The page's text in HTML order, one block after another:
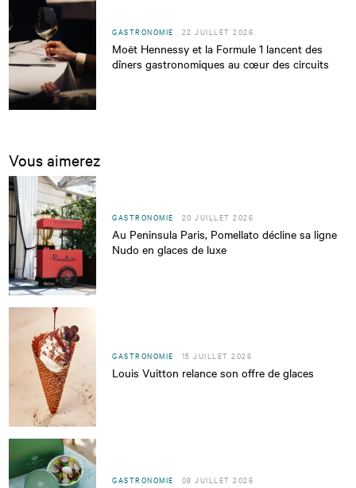
GASTRONOMIE 22 JUILLET 2026
Moët Hennessy et la Formule 1 lancent des
dîners gastronomiques au cœur des circuits
Vous aimerez
GASTRONOMIE 20 JUILLET 2026
Au Peninsula Paris, Pomellato décline sa ligne
Nudo en glaces de luxe
GASTRONOMIE 15 JUILLET 2026
Louis Vuitton relance son offre de glaces
GASTRONOMIE 08 JUILLET 2026